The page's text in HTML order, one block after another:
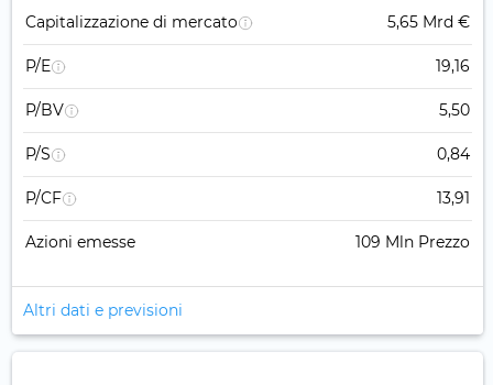
Capitalizzazione di mercato 5,65 Mrd €
P/E 19,16
P/BV 5,50
P/S 0,84
P/CF 13,91
Azioni emesse 109 Mln Prezzo
Altri dati e previsioni